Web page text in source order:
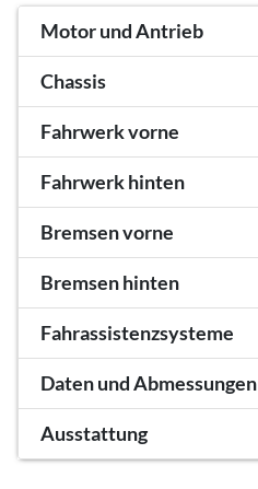
Motor und Antrieb
Chassis
Fahrwerk vorne
Fahrwerk hinten
Bremsen vorne
Bremsen hinten
Fahrassistenzsysteme
Daten und Abmessungen
Ausstattung